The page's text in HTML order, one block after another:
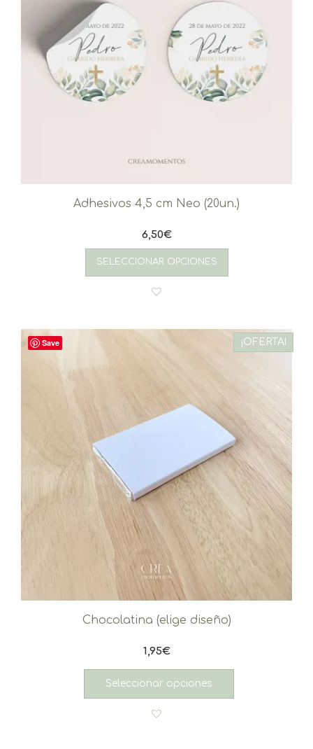
Adhesivos 4,5 cm Neo (20un.)
6,50€
SELECCIONAR OPCIONES
Save ¡OFERTA!
Chocolatina (elige diseño)
1,95€
Seleccionar opciones